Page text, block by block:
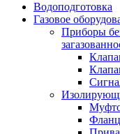
Водоподготовка
Газовое
Приборы